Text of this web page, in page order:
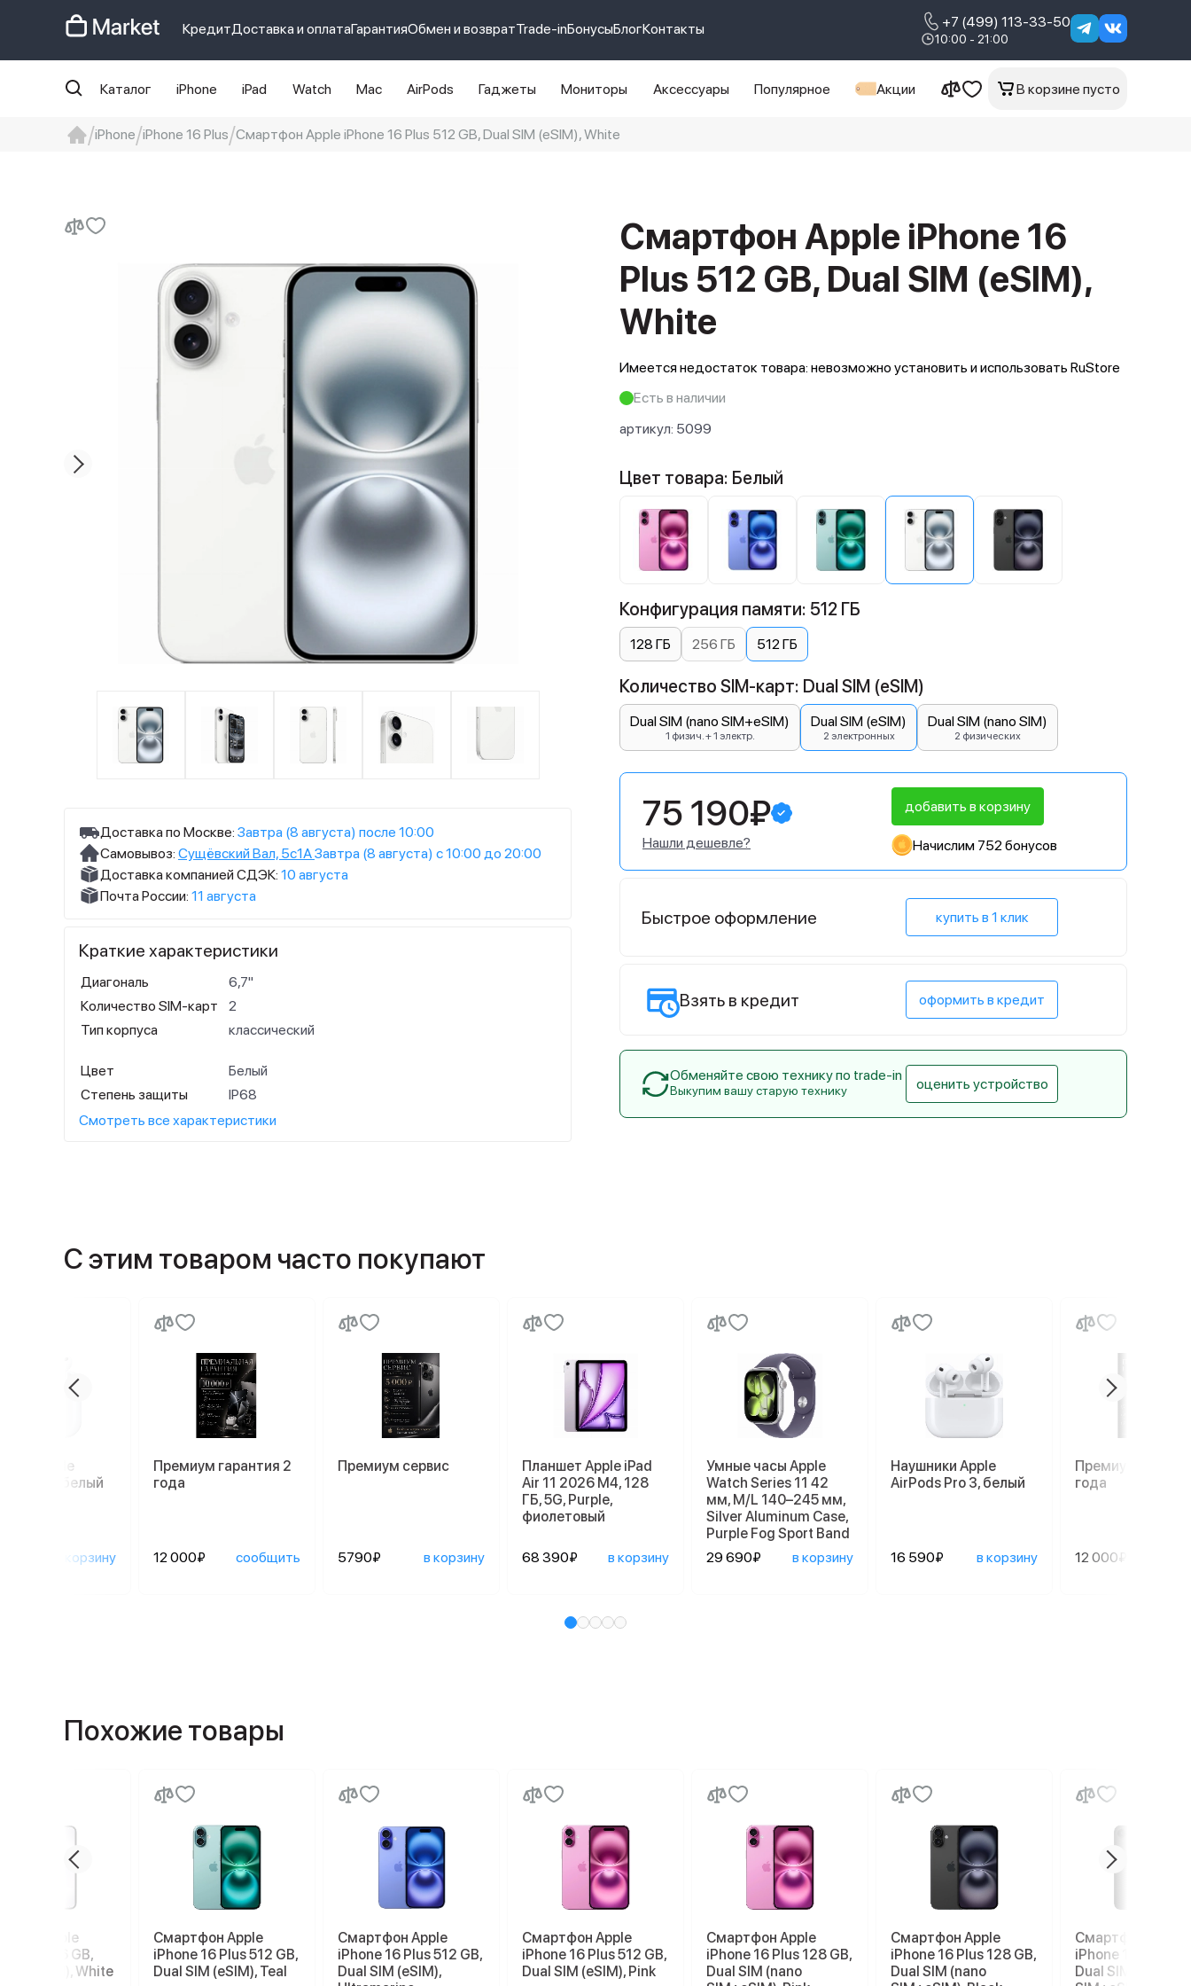
КредитДоставка и оплатаГарантияОбмен и возвратTrade-inБонусыБлогКонтакты +7 (499) 113-33-50
10:00 - 21:00
Каталог iPhone iPad Watch Mac AirPods Гаджеты Мониторы Аксессуары Популярное Акции В корзине пусто
iPhone iPhone 16 Plus Смартфон Apple iPhone 16 Plus 512 GB, Dual SIM (eSIM), White
Смартфон Apple iPhone 16
Plus 512 GB, Dual SIM (eSIM),
White
Имеется недостаток товара: невозможно установить и использовать RuStore
Есть в наличии
артикул: 5099
Доставка по Москве: Завтра (8 августа) после 10:00
Самовывоз: Сущёвский Вал, 5с1АЗавтра (8 августа) с 10:00 до 20:00
Доставка компанией СДЭК: 10 августа
Почта России: 11 августа
Краткие характеристики
Диагональ
6,7"
Количество SIM-карт
2
Тип корпуса
классический
Цвет
Белый
Степень защиты
IP68
Смотреть все характеристики
Цвет товара: Белый
Конфигурация памяти: 512 ГБ
128 ГБ 256 ГБ 512 ГБ
Количество SIM-карт: Dual SIM (eSIM)
Dual SIM (nano SIM+eSIM)
1 физич. + 1 электр.
Dual SIM (eSIM)
2 электронных
Dual SIM (nano SIM)
2 физических
75 190₽
Нашли дешевле?
добавить в корзину
Начислим 752 бонусов
Быстрое оформление купить в 1 клик
Взять в кредит оформить в кредит
Обменяйте свою технику по trade-in
Выкупим вашу старую технику оценить устройство
С этим товаром часто покупают
Apple
Pro 3, белый
в корзину
Премиум гарантия 2
года
12 000₽ сообщить
Премиум сервис
5790₽ в корзину
Планшет Apple iPad
Air 11 2026 M4, 128
ГБ, 5G, Purple,
фиолетовый
68 390₽ в корзину
Умные часы Apple
Watch Series 11 42
мм, M/L 140–245 мм,
Silver Aluminum Case,
Purple Fog Sport Band
29 690₽
в корзину
Наушники Apple
AirPods Pro 3, белый
16 590₽ в корзину
Премиум
года
12 000₽
Похожие товары
Apple
17e 256 GB,
(eSIM), White
Смартфон Apple
iPhone 16 Plus 512 GB,
Dual SIM (eSIM), Teal
Смартфон Apple
iPhone 16 Plus 512 GB,
Dual SIM (eSIM),
Смартфон Apple
iPhone 16 Plus 512 GB,
Dual SIM (eSIM), Pink
Смартфон Apple
iPhone 16 Plus 128 GB,
Dual SIM (nano
Смартфон Apple
iPhone 16 Plus 128 GB,
Dual SIM (nano
Смартфон Apple
iPhone 17e 256
Dual SIM (nano